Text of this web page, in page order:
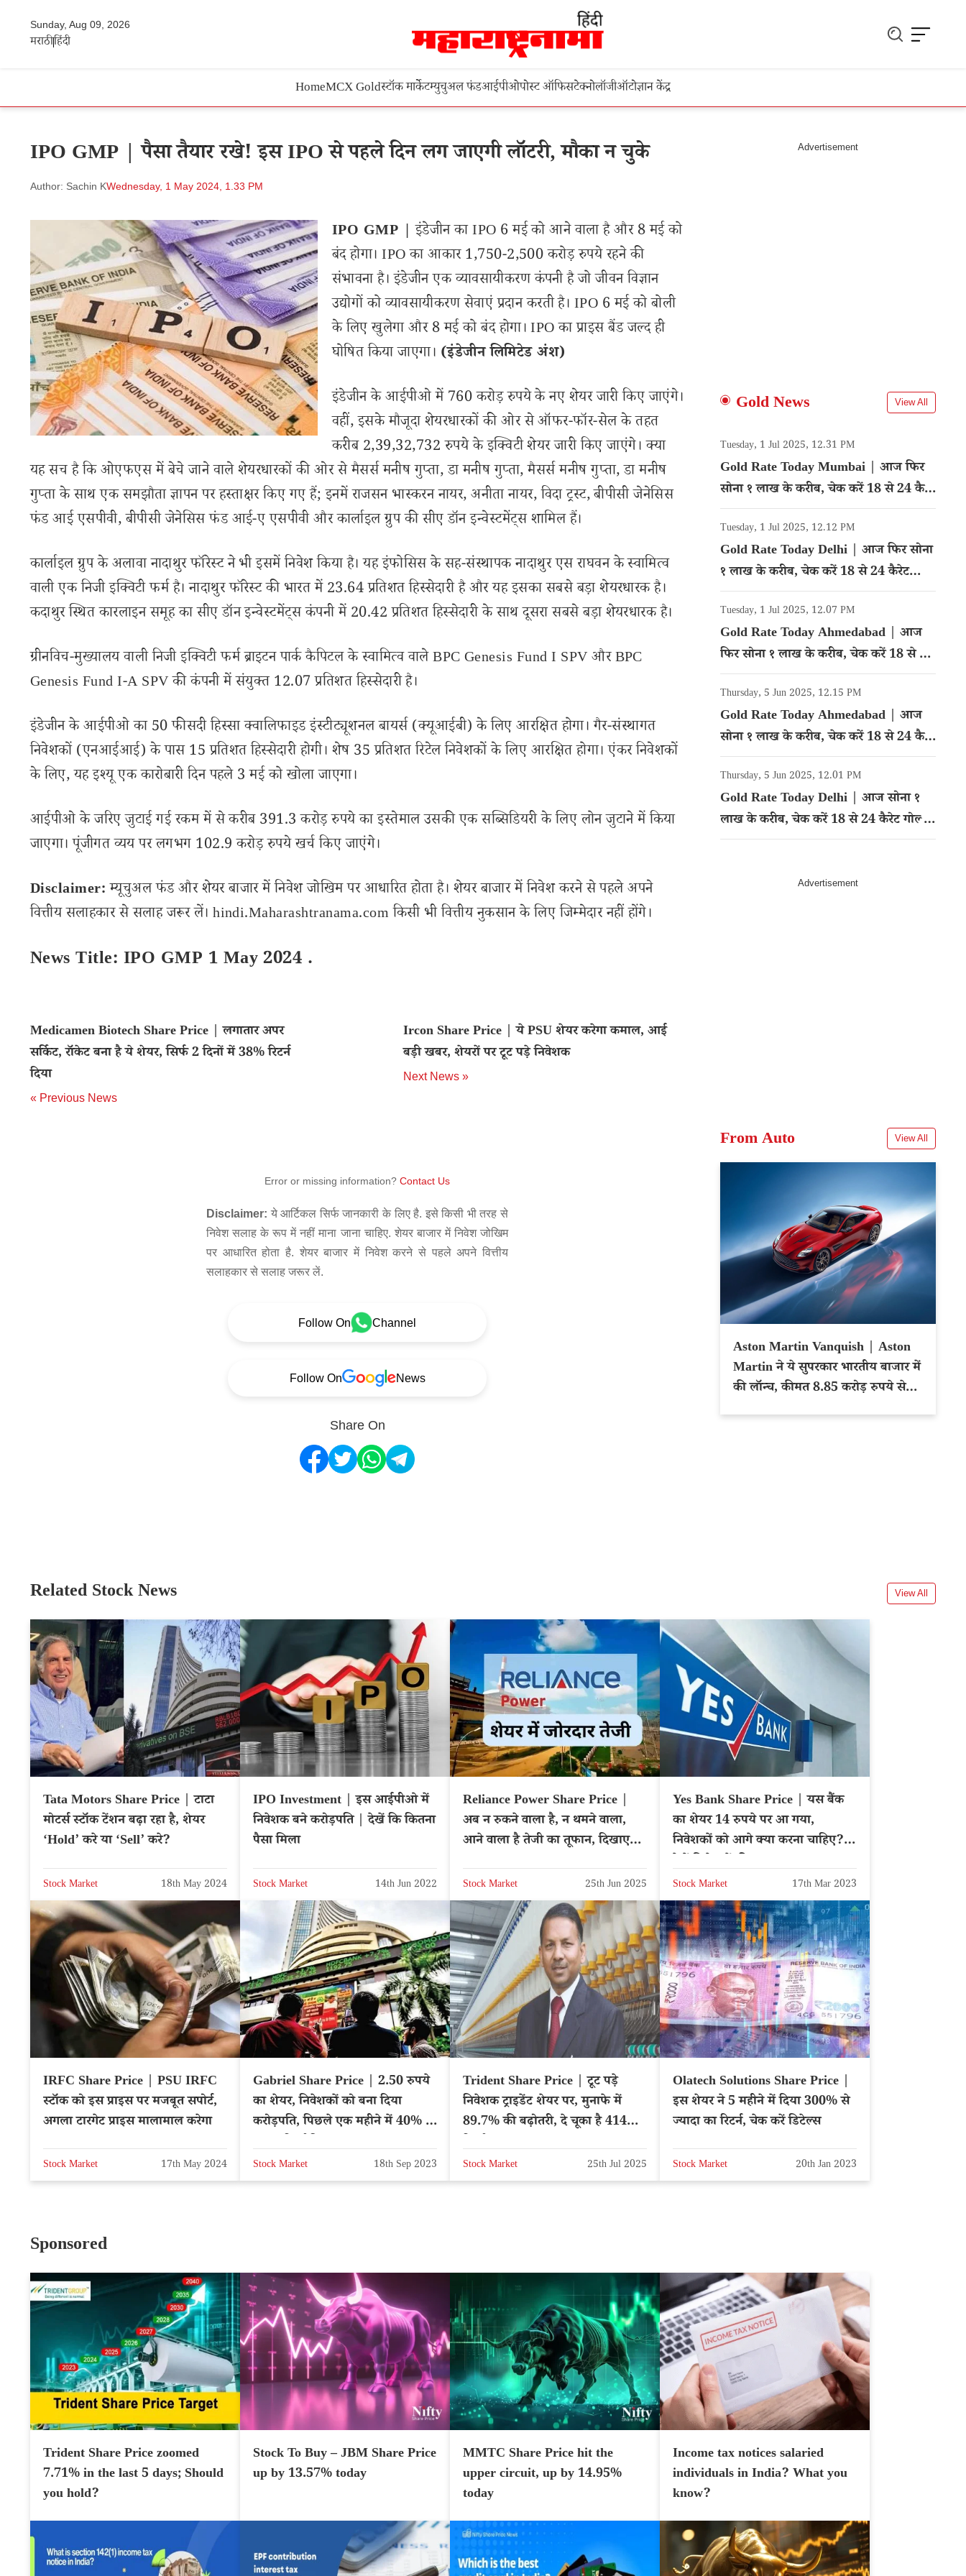
Sunday, Aug 09, 2026
मराठीहिंदी
HomeMCX Goldस्टॉक मार्केटम्युचुअल फंडआईपीओपोस्ट ऑफिसटेक्नोलॉजीऑटोज्ञान केंद्र
IPO GMP | पैसा तैयार रखे! इस IPO से पहले दिन लग जाएगी लॉटरी, मौका न चुके
Author: Sachin KWednesday, 1 May 2024, 1.33 PM
IPO GMP | इंडेजीन का IPO 6 मई को आने वाला है और 8 मई को
बंद होगा। IPO का आकार 1,750-2,500 करोड़ रुपये रहने की
संभावना है। इंडेजीन एक व्यावसायीकरण कंपनी है जो जीवन विज्ञान
उद्योगों को व्यावसायीकरण सेवाएं प्रदान करती है। IPO 6 मई को बोली
के लिए खुलेगा और 8 मई को बंद होगा। IPO का प्राइस बैंड जल्द ही
घोषित किया जाएगा। (इंडेजीन लिमिटेड अंश)
इंडेजीन के आईपीओ में 760 करोड़ रुपये के नए शेयर जारी किए जाएंगे।
वहीं, इसके मौजूदा शेयरधारकों की ओर से ऑफर-फॉर-सेल के तहत
करीब 2,39,32,732 रुपये के इक्विटी शेयर जारी किए जाएंगे। क्या
यह सच है कि ओएफएस में बेचे जाने वाले शेयरधारकों की ओर से मैसर्स मनीष गुप्ता, डा मनीष गुप्ता, मैसर्स मनीष गुप्ता, डा मनीष
गुप्ता के साथ एक समझौता ज्ञापन पर हस्ताक्षर किए गए हैं; इनमें राजसन भास्करन नायर, अनीता नायर, विदा ट्रस्ट, बीपीसी जेनेसिस
फंड आई एसपीवी, बीपीसी जेनेसिस फंड आई-ए एसपीवी और कार्लाइल ग्रुप की सीए डॉन इन्वेस्टमेंट्स शामिल हैं।
कार्लाइल ग्रुप के अलावा नादाथुर फॉरेस्ट ने भी इसमें निवेश किया है। यह इंफोसिस के सह-संस्थापक नादाथुर एस राघवन के स्वामित्व
वाली एक निजी इक्विटी फर्म है। नादाथुर फॉरेस्ट की भारत में 23.64 प्रतिशत हिस्सेदारी है और यह इसका सबसे बड़ा शेयरधारक है।
कदाथुर स्थित कारलाइन समूह का सीए डॉन इन्वेस्टमेंट्स कंपनी में 20.42 प्रतिशत हिस्सेदारी के साथ दूसरा सबसे बड़ा शेयरधारक है।
ग्रीनविच-मुख्यालय वाली निजी इक्विटी फर्म ब्राइटन पार्क कैपिटल के स्वामित्व वाले BPC Genesis Fund I SPV और BPC
Genesis Fund I-A SPV की कंपनी में संयुक्त 12.07 प्रतिशत हिस्सेदारी है।
इंडेजीन के आईपीओ का 50 फीसदी हिस्सा क्वालिफाइड इंस्टीट्यूशनल बायर्स (क्यूआईबी) के लिए आरक्षित होगा। गैर-संस्थागत
निवेशकों (एनआईआई) के पास 15 प्रतिशत हिस्सेदारी होगी। शेष 35 प्रतिशत रिटेल निवेशकों के लिए आरक्षित होगा। एंकर निवेशकों
के लिए, यह इश्यू एक कारोबारी दिन पहले 3 मई को खोला जाएगा।
आईपीओ के जरिए जुटाई गई रकम में से करीब 391.3 करोड़ रुपये का इस्तेमाल उसकी एक सब्सिडियरी के लिए लोन जुटाने में किया
जाएगा। पूंजीगत व्यय पर लगभग 102.9 करोड़ रुपये खर्च किए जाएंगे।
Disclaimer:म्यूचुअल फंड और शेयर बाजार में निवेश जोखिम पर आधारित होता है। शेयर बाजार में निवेश करने से पहले अपने
वित्तीय सलाहकार से सलाह जरूर लें। hindi.Maharashtranama.com किसी भी वित्तीय नुकसान के लिए जिम्मेदार नहीं होंगे।
News Title: IPO GMP 1 May 2024 .
Medicamen Biotech Share Price | लगातार अपर
सर्किट, रॉकेट बना है ये शेयर, सिर्फ 2 दिनों में 38% रिटर्न
दिया
« Previous News
Ircon Share Price | ये PSU शेयर करेगा कमाल, आई
बड़ी खबर, शेयरों पर टूट पड़े निवेशक
Next News »
Error or missing information? Contact Us
Disclaimer: ये आर्टिकल सिर्फ जानकारी के लिए है. इसे किसी भी तरह से
निवेश सलाह के रूप में नहीं माना जाना चाहिए. शेयर बाजार में निवेश जोखिम
पर आधारित होता है. शेयर बाजार में निवेश करने से पहले अपने वित्तीय
सलाहकार से सलाह जरूर लें.
Follow On Channel
Follow On News
Share On
Gold News View All
Tuesday, 1 Jul 2025, 12.31 PM
Gold Rate Today Mumbai | आज फिर
सोना १ लाख के करीब, चेक करें 18 से 24 कैरेट
गोल्ड का रेट
Tuesday, 1 Jul 2025, 12.12 PM
Gold Rate Today Delhi | आज फिर सोना
१ लाख के करीब, चेक करें 18 से 24 कैरेट
गोल्ड का रेट
Tuesday, 1 Jul 2025, 12.07 PM
Gold Rate Today Ahmedabad | आज
फिर सोना १ लाख के करीब, चेक करें 18 से 24
कैरेट गोल्ड का रेट
Thursday, 5 Jun 2025, 12.15 PM
Gold Rate Today Ahmedabad | आज
सोना १ लाख के करीब, चेक करें 18 से 24 कैरेट
गोल्ड का रेट
Thursday, 5 Jun 2025, 12.01 PM
Gold Rate Today Delhi | आज सोना १
लाख के करीब, चेक करें 18 से 24 कैरेट गोल्ड
का रेट
From Auto View All
Aston Martin Vanquish | Aston
Martin ने ये सुपरकार भारतीय बाजार में
की लॉन्च, कीमत 8.85 करोड़ रुपये से
Related Stock News View All
Tata Motors Share Price | टाटा
मोटर्स स्टॉक टेंशन बढ़ा रहा है, शेयर
‘Hold’ करे या ‘Sell’ करे?
Stock Market 18th May 2024
IPO Investment | इस आईपीओ में
निवेशक बने करोड़पति | देखें कि कितना
पैसा मिला
Stock Market 14th Jun 2022
Reliance Power Share Price |
अब न रुकने वाला है, न थमने वाला,
आने वाला है तेजी का तूफान, दिखाएगा
Stock Market 25th Jun 2025
Yes Bank Share Price | यस बैंक
का शेयर 14 रुपये पर आ गया,
निवेशकों को आगे क्या करना चाहिए?
Stock Market 17th Mar 2023
IRFC Share Price | PSU IRFC
स्टॉक को इस प्राइस पर मजबूत सपोर्ट,
अगला टारगेट प्राइस मालामाल करेगा
Stock Market 17th May 2024
Gabriel Share Price | 2.50 रुपये
का शेयर, निवेशकों को बना दिया
करोड़पति, पिछले एक महीने में 40% से
Stock Market 18th Sep 2023
Trident Share Price | टूट पड़े
निवेशक ट्राइडेंट शेयर पर, मुनाफे में
89.7% की बढ़ोतरी, दे चूका है 414%
Stock Market 25th Jul 2025
Olatech Solutions Share Price |
इस शेयर ने 5 महीने में दिया 300% से
ज्यादा का रिटर्न, चेक करें डिटेल्स
Stock Market 20th Jan 2023
Sponsored
Trident Share Price zoomed
7.71% in the last 5 days; Should
you hold?
Stock To Buy – JBM Share Price
up by 13.57% today
MMTC Share Price hit the
upper circuit, up by 14.95%
today
Income tax notices salaried
individuals in India? What you
know?